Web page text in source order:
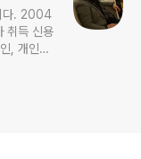
다. 2004
, 개인사
하게 노